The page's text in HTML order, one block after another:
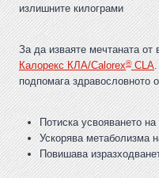
излишните килограми
За да изваяте мечтаната
Калорекс КЛА/Calorex®CLA.
подпомага здравословното
Потиска усвояването
Ускорява метаболизма
Повишава